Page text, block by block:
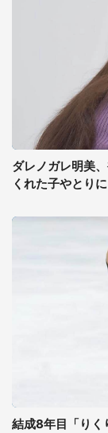
ダレノガレ明美
くれた子やとり
結成8年目「りく